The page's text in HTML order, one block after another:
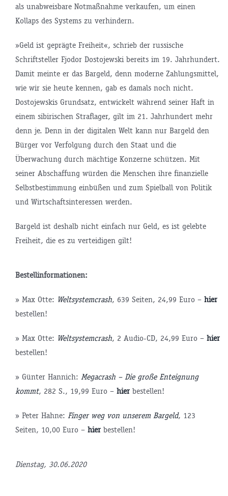
als unabweisbare Notmaßnahme verkaufen, um einen
Kollaps des Systems zu verhindern.
»Geld ist geprägte Freiheit«, schrieb der russische
Schriftsteller Fjodor Dostojewski bereits im 19. Jahrhundert.
Damit meinte er das Bargeld, denn moderne Zahlungsmittel,
wie wir sie heute kennen, gab es damals noch nicht.
Dostojewskis Grundsatz, entwickelt während seiner Haft in
einem sibirischen Straflager, gilt im 21. Jahrhundert mehr
denn je. Denn in der digitalen Welt kann nur Bargeld den
Bürger vor Verfolgung durch den Staat und die
Überwachung durch mächtige Konzerne schützen. Mit
seiner Abschaffung würden die Menschen ihre finanzielle
Selbstbestimmung einbüßen und zum Spielball von Politik
und Wirtschaftsinteressen werden.
Bargeld ist deshalb nicht einfach nur Geld, es ist gelebte
Freiheit, die es zu verteidigen gilt!
Bestellinformationen:
» Max Otte: Weltsystemcrash, 639 Seiten, 24,99 Euro – hier
bestellen!
» Max Otte: Weltsystemcrash, 2 Audio-CD, 24,99 Euro – hier
bestellen!
» Günter Hannich: Megacrash – Die große Enteignung
kommt, 282 S., 19,99 Euro – hierbestellen!
» Peter Hahne: Finger weg von unserem Bargeld, 123
Seiten, 10,00 Euro – hierbestellen!
Dienstag, 30.06.2020